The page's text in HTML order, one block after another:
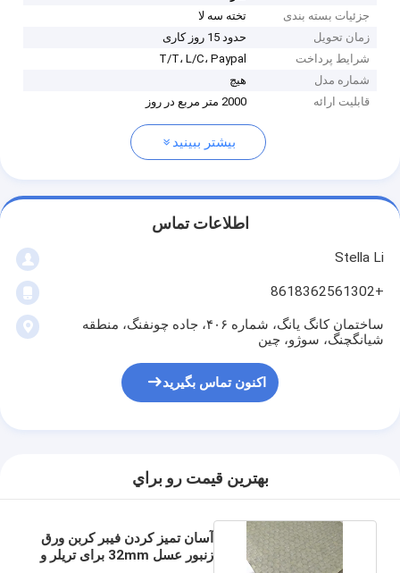
جزئیات بسته بندی
تخته سه لا
زمان تحویل
حدود 15 روز کاری
شرایط پرداخت
T/T، L/C، Paypal
شماره مدل
هیچ
قابلیت ارائه
2000 متر مربع در روز
بیشتر ببینید
اطلاعات تماس
Stella Li
+8618362561302
ساختمان کانگ یانگ، شماره ۴۰۶، جاده چونفنگ، منطقه
شیانگچنگ، سوژو، چین
اکنون تماس بگیرید
بهترين قيمت رو براي
آسان تمیز کردن فیبر کربن ورق
زنبور عسل 32mm برای تریلر و